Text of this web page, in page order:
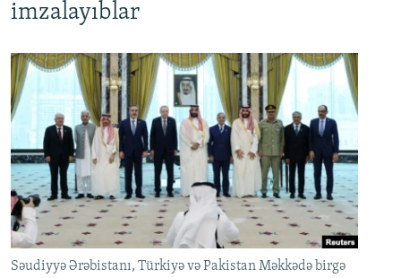
imzalayıblar
Səudiyyə Ərəbistanı, Türkiyə və Pakistan Məkkədə birgə